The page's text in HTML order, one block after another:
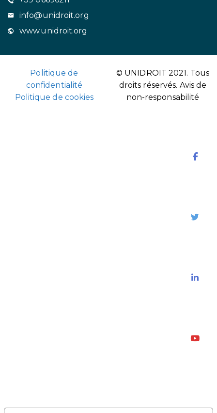
info@unidroit.org
www.unidroit.org
Politique de
confidentialité
Politique de cookies
© UNIDROIT 2021. Tous
droits réservés. Avis de
non-responsabilité